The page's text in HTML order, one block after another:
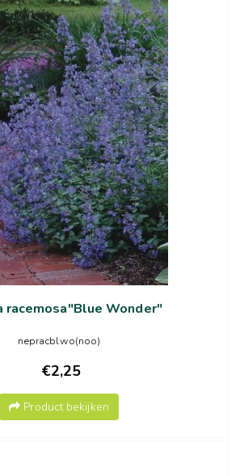
racemosa"Blue Wonder"
nepracblwo(noo)
€2,25
Product bekijken